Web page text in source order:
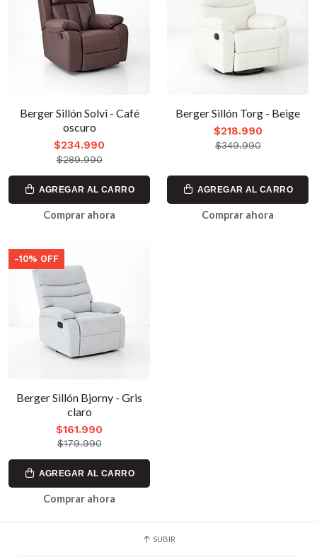
Berger Sillón Solvi - Café
oscuro
$234.990
$289.990
AGREGAR AL CARRO
Comprar ahora
Berger Sillón Torg - Beige
$218.990
$349.990
AGREGAR AL CARRO
Comprar ahora
-10% OFF
Berger Sillón Bjorny - Gris
claro
$161.990
$179.990
AGREGAR AL CARRO
Comprar ahora
SUBIR